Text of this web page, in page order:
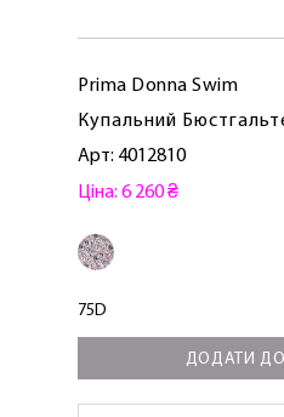
Prima Donna Swim
Купальний
Арт: 4012810
Ціна: 6 260 ₴
75D
ДОДАТИ